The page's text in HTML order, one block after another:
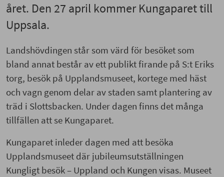
året. Den 27 april kommer Kungaparet till
Uppsala.
Landshövdingen står som värd för besöket som
bland annat består av ett publikt firande på S:t Eriks
torg, besök på Upplandsmuseet, kortege med häst
och vagn genom delar av staden samt plantering av
träd i Slottsbacken. Under dagen finns det många
tillfällen att se Kungaparet.
Kungaparet inleder dagen med att besöka
Upplandsmuseet där jubileumsutställningen
Kungligt besök – Uppland och Kungen visas. Museet